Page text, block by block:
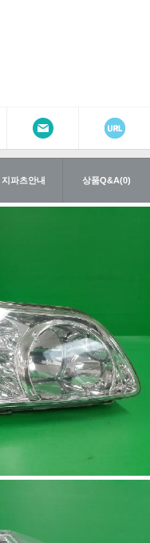
지파츠안내 상품Q&A(0)